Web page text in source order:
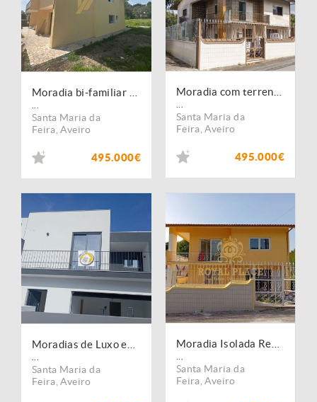
Santa Maria da
Feira ,Aveiro
495.000€
Santa Maria da
Feira ,Aveiro
495.000€
Santa Maria da
Feira ,Aveiro
Santa Maria da
Feira ,Aveiro